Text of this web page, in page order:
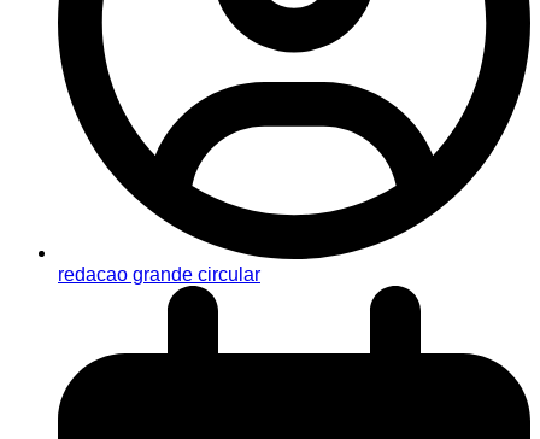
redacao grande circular